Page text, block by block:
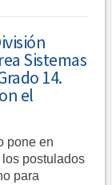
Sistemas
14.
el
pone en
postulados
para